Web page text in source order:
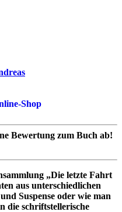
Bewertung zum Buch ab!
„Die letzte Fahrt
aus unterschiedlichen
Suspense oder wie man
die schriftstellerische